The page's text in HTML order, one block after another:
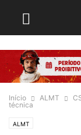
Início ALMT
técnica
ALMT